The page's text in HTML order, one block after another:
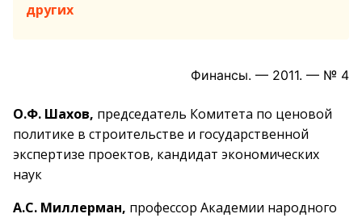
других
Финансы. — 2011. — № 4
О.Ф. Шахов, председатель Комитета по ценовой
политике в строительстве и государственной
экспертизе проектов, кандидат экономических
наук
А.С. Миллерман, профессор Академии народного